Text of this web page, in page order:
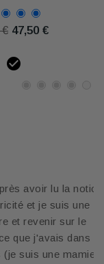
€ 47,50 €

avoir lu la notice
et je suis une
et revenir sur le
que j'avais dans le
(je suis une mamie